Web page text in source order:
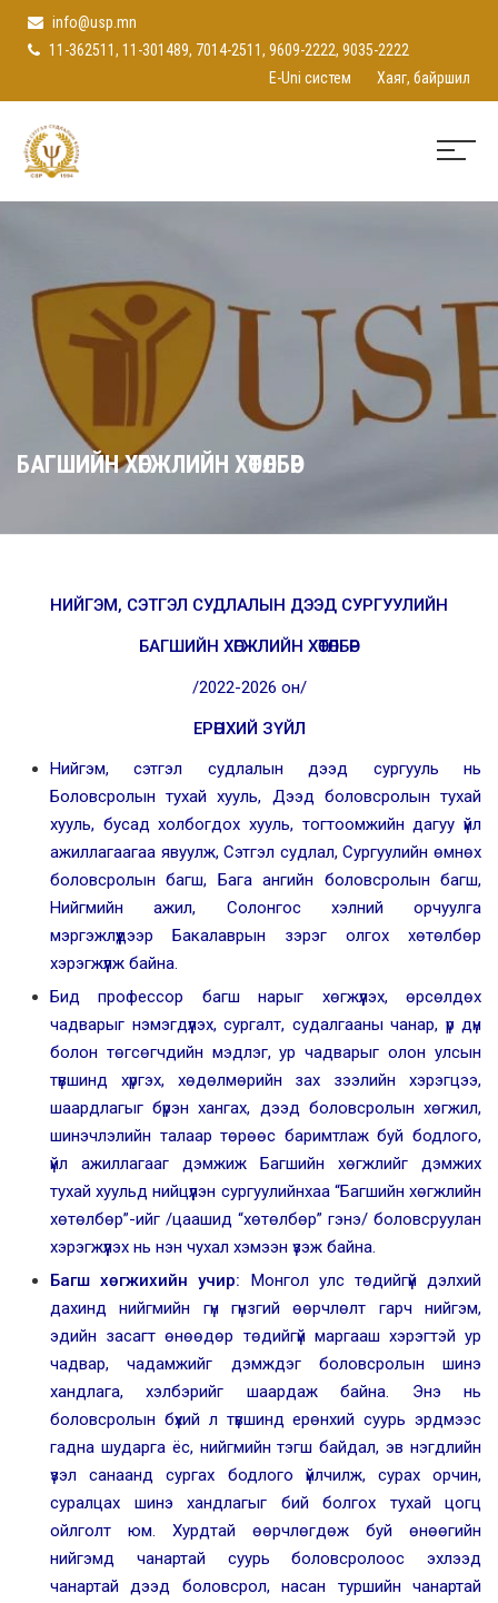
info@usp.mn
11-362511, 11-301489, 7014-2511, 9609-2222, 9035-2222
E-Uni систем
Хаяг, байршил
БАГШИЙН ХӨГЖЛИЙН ХӨТӨЛБӨР
НИЙГЭМ, СЭТГЭЛ СУДЛАЛЫН ДЭЭД СУРГУУЛИЙН
БАГШИЙН ХӨГЖЛИЙН ХӨТӨЛБӨР
/2022-2026 он/
ЕРӨНХИЙ ЗҮЙЛ
Нийгэм, сэтгэл судлалын дээд сургууль нь
Боловсролын тухай хууль, Дээд боловсролын тухай
хууль, бусад холбогдох хууль, тогтоомжийн дагуу үйл
ажиллагаагаа явуулж, Сэтгэл судлал, Сургуулийн өмнөх
боловсролын багш, Бага ангийн боловсролын багш,
Нийгмийн ажил, Солонгос хэлний орчуулга
мэргэжлүүдээр Бакалаврын зэрэг олгох хөтөлбөр
хэрэгжүүлж байна.
Бид профессор багш нарыг хөгжүүлэх, өрсөлдөх
чадварыг нэмэгдүүлэх, сургалт, судалгааны чанар, үр дүн
болон төгсөгчдийн мэдлэг, ур чадварыг олон улсын
түвшинд хүргэх, хөдөлмөрийн зах зээлийн хэрэгцээ,
шаардлагыг бүрэн хангах, дээд боловсролын хөгжил,
шинэчлэлийн талаар төрөөс баримтлаж буй бодлого,
үйл ажиллагааг дэмжиж Багшийн хөгжлийг дэмжих
тухай хуульд нийцүүлэн сургуулийнхаа “Багшийн хөгжлийн
хөтөлбөр”-ийг /цаашид “хөтөлбөр” гэнэ/ боловсруулан
хэрэгжүүлэх нь нэн чухал хэмээн үзэж байна.
Багш хөгжихийн учир: Монгол улс төдийгүй дэлхий
дахинд нийгмийн гүн гүнзгий өөрчлөлт гарч нийгэм,
эдийн засагт өнөөдөр төдийгүй маргааш хэрэгтэй ур
чадвар, чадамжийг дэмждэг боловсролын шинэ
хандлага, хэлбэрийг шаардаж байна. Энэ нь
боловсролын бүхий л түвшинд ерөнхий суурь эрдмээс
гадна шударга ёс, нийгмийн тэгш байдал, эв нэгдлийн
үзэл санаанд сургах бодлого үйлчилж, сурах орчин,
суралцах шинэ хандлагыг бий болгох тухай цогц
ойлголт юм. Хурдтай өөрчлөгдөж буй өнөөгийн
нийгэмд чанартай суурь боловсролоос эхлээд
чанартай дээд боловсрол, насан туршийн чанартай